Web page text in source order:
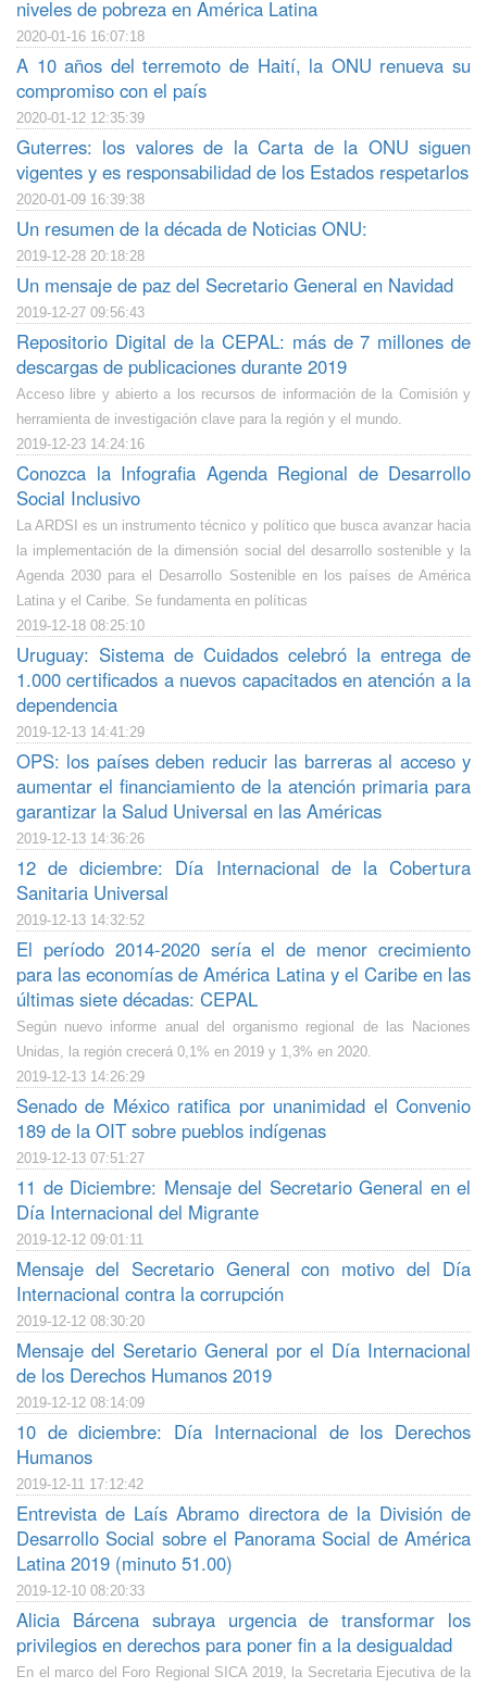
niveles de pobreza en América Latina
2020-01-16 16:07:18
A 10 años del terremoto de Haití, la ONU renueva su
compromiso con el país
2020-01-12 12:35:39
Guterres: los valores de la Carta de la ONU siguen
vigentes y es responsabilidad de los Estados respetarlos
2020-01-09 16:39:38
Un resumen de la década de Noticias ONU:
2019-12-28 20:18:28
Un mensaje de paz del Secretario General en Navidad
2019-12-27 09:56:43
Repositorio Digital de la CEPAL: más de 7 millones de
descargas de publicaciones durante 2019
Acceso libre y abierto a los recursos de información de la Comisión y
herramienta de investigación clave para la región y el mundo.
2019-12-23 14:24:16
Conozca la Infografia Agenda Regional de Desarrollo
Social Inclusivo
La ARDSI es un instrumento técnico y político que busca avanzar hacia
la implementación de la dimensión social del desarrollo sostenible y la
Agenda 2030 para el Desarrollo Sostenible en los países de América
Latina y el Caribe. Se fundamenta en políticas
2019-12-18 08:25:10
Uruguay: Sistema de Cuidados celebró la entrega de
1.000 certificados a nuevos capacitados en atención a la
dependencia
2019-12-13 14:41:29
OPS: los países deben reducir las barreras al acceso y
aumentar el financiamiento de la atención primaria para
garantizar la Salud Universal en las Américas
2019-12-13 14:36:26
12 de diciembre: Día Internacional de la Cobertura
Sanitaria Universal
2019-12-13 14:32:52
El período 2014-2020 sería el de menor crecimiento
para las economías de América Latina y el Caribe en las
últimas siete décadas: CEPAL
Según nuevo informe anual del organismo regional de las Naciones
Unidas, la región crecerá 0,1% en 2019 y 1,3% en 2020.
2019-12-13 14:26:29
Senado de México ratifica por unanimidad el Convenio
189 de la OIT sobre pueblos indígenas
2019-12-13 07:51:27
11 de Diciembre: Mensaje del Secretario General en el
Día Internacional del Migrante
2019-12-12 09:01:11
Mensaje del Secretario General con motivo del Día
Internacional contra la corrupción
2019-12-12 08:30:20
Mensaje del Seretario General por el Día Internacional
de los Derechos Humanos 2019
2019-12-12 08:14:09
10 de diciembre: Día Internacional de los Derechos
Humanos
2019-12-11 17:12:42
Entrevista de Laís Abramo directora de la División de
Desarrollo Social sobre el Panorama Social de América
Latina 2019 (minuto 51.00)
2019-12-10 08:20:33
Alicia Bárcena subraya urgencia de transformar los
privilegios en derechos para poner fin a la desigualdad
En el marco del Foro Regional SICA 2019, la Secretaria Ejecutiva de la